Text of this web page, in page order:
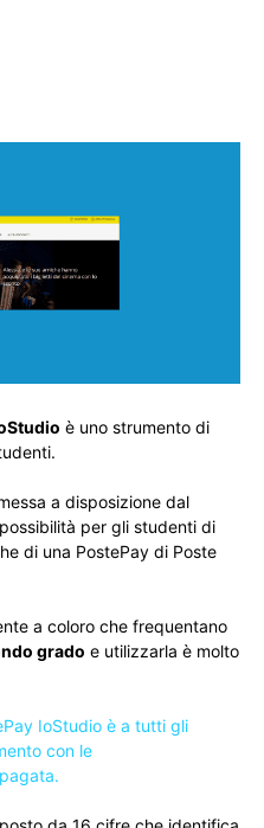
è uno strumento di
a disposizione dal
per gli studenti di
di una PostePay di Poste
a coloro che frequentano
grado e utilizzarla è molto
IoStudio è a tutti gli
con le